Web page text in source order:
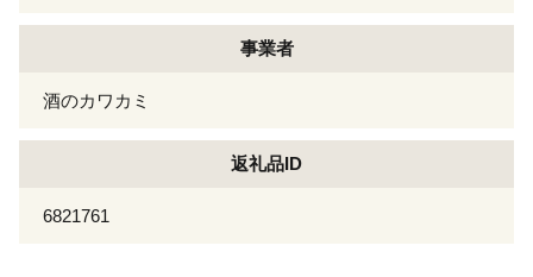
事業者
酒のカワカミ
返礼品ID
6821761